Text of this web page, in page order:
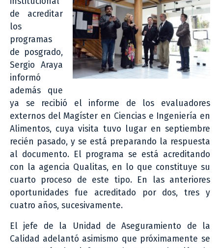
de acreditar
los
programas
de posgrado,
Sergio Araya
informó
además que
ya se recibió el informe de los evaluadores
externos del Magíster en Ciencias e Ingeniería en
Alimentos, cuya visita tuvo lugar en septiembre
recién pasado, y se está preparando la respuesta
al documento. El programa se está acreditando
con la agencia Qualitas, en lo que constituye su
cuarto proceso de este tipo. En las anteriores
oportunidades fue acreditado por dos, tres y
cuatro años, sucesivamente.
El jefe de la Unidad de Aseguramiento de la
Calidad adelantó asimismo que próximamente se